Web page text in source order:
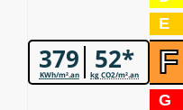
379
KWh/m².an 52*
kg CO2/m².an
E
F
G